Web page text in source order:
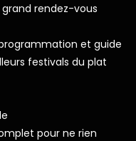
rendez-vous
et guide
festivals du plat
pour ne rien